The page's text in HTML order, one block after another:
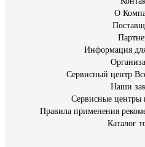
О
Информация
Сервисный центр
Наши
Сервисные центры
Правила применения
Каталог